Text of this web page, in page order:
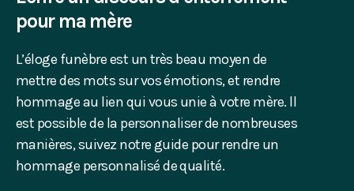
pour ma mère
L’éloge funèbre est un très beau moyen de
mettre des mots sur vos émotions, et rendre
hommage au lien qui vous unie à votre mère. ll
est possible de la personnaliser de nombreuses
manières, suivez notre guide pour rendre un
hommage personnalisé de qualité.